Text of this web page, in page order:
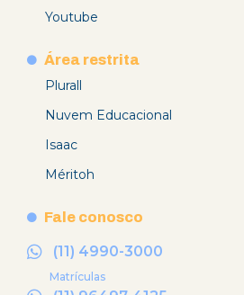
Youtube
Área restrita
Plurall
Nuvem Educacional
Isaac
Méritoh
Fale conosco
(11) 4990-3000
Matrículas